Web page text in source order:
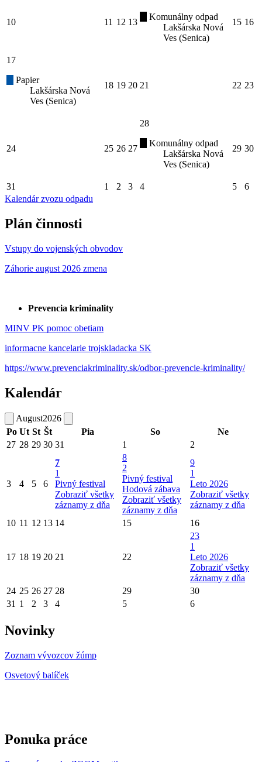
10 11 12 13
Komunálny odpad
Lakšárska Nová
Ves (Senica)
15 16
17
Papier
Lakšárska Nová
Ves (Senica)
18 19 20 21 22 23
24 25 26 27
28
Komunálny odpad
Lakšárska Nová
Ves (Senica)
29 30
31 1 2 3 4 5
6
Kalendár zvozu odpadu
Plán činnosti
Vstupy do vojenských obvodov
Záhorie august 2026 zmena
Prevencia kriminality
MINV PK pomoc obetiam
informacne kancelarie trojskladacka SK
https://www.prevenciakriminality.sk/odbor-prevencie-kriminality/
Kalendár
August2026
Po Ut St Št Pia So
Ne
27 28 29 30 31 1 2
3 4 5 6
7
1
Pivný festival
Zobraziť všetky
záznamy z dňa
8
2
Pivný festival
Hodová zábava
Zobraziť všetky
záznamy z dňa
9
1
Leto 2026
Zobraziť všetky
záznamy z dňa
10 11 12 13 14 15 16
17 18 19 20 21 22
23
1
Leto 2026
Zobraziť všetky
záznamy z dňa
24 25 26 27 28 29
30
31 1 2 3 4 5 6
Novinky
Zoznam vývozcov žúmp
Osvetový balíček
Ponuka práce